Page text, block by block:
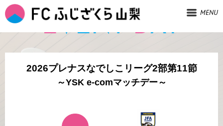
MENU
EVENTDAY
2026プレナスなでしこリーグ2部第11節
～YSK e-comマッチデー～